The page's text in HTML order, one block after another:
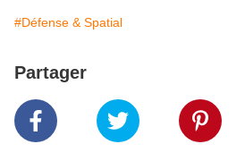
#Défense & Spatial
Partager